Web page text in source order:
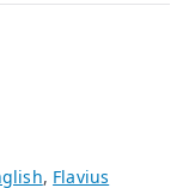
, Flavius